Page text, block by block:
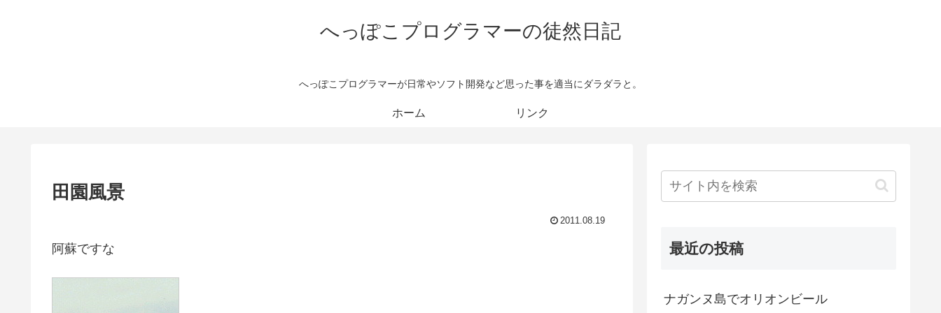
へっぽこプログラマーの徒然日記
へっぽこプログラマーが日常やソフト開発など思った事を適当にダラダラと。
ホーム リンク
田園風景
2011.08.19
阿蘇ですな 最近の投稿
ナガンヌ島でオリオンビール